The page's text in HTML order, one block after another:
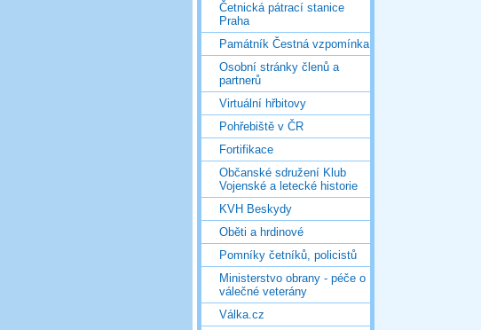
Četnická pátrací stanice
Praha
Památník Čestná vzpomínka
Osobní stránky členů a
partnerů
Virtuální hřbitovy
Pohřebiště v ČR
Fortifikace
Občanské sdružení Klub
Vojenské a letecké historie
KVH Beskydy
Oběti a hrdinové
Pomníky četníků, policistů
Ministerstvo obrany - péče o
válečné veterány
Válka.cz